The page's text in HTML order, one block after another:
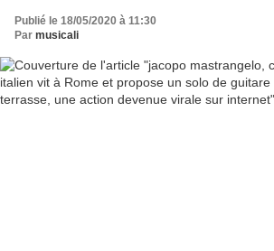
sur internet
Publié le 18/05/2020 à 11:30
Par musicali